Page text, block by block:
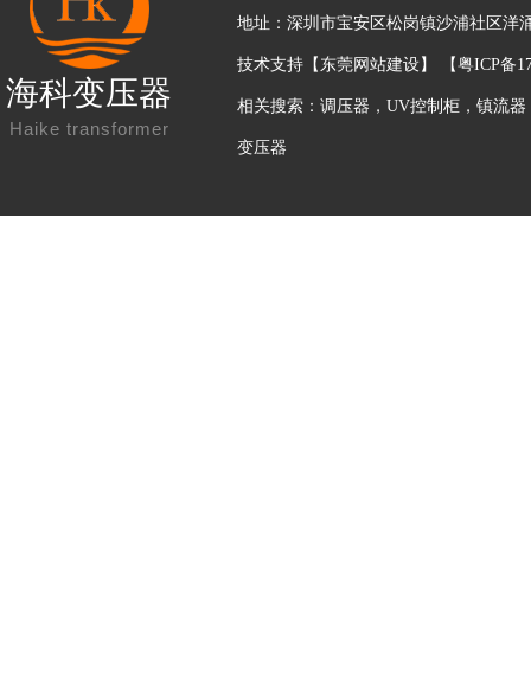
海科变压器
Haike transformer
地址：深圳市宝安区松岗镇沙浦社区洋
技术支持【 东莞网站建设】 【粤ICP备
相关搜索： 调压器 ， UV控制柜 ， 镇流器
变压器